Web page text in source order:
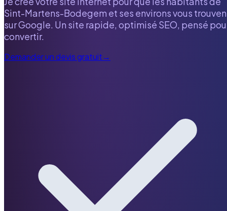
Sint-Martens-Bodegem et ses environs vous
sur Google. Un site rapide, optimisé SEO, pensé
convertir.
Demander un devis gratuit→